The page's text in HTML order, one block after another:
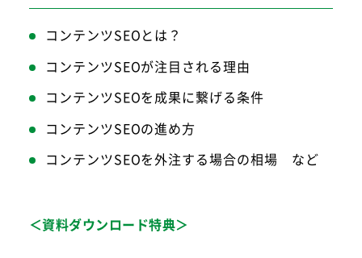
コンテンツSEOとは？
コンテンツSEOが注目される理由
コンテンツSEOを成果に繋げる条件
コンテンツSEOの進め方
コンテンツSEOを外注する場合の相場 など
＜資料ダウンロード特典＞